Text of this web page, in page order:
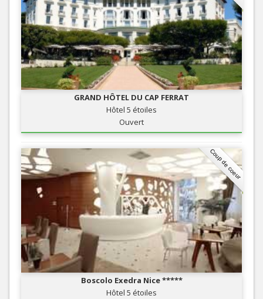
GRAND HÔTEL DU CAP FERRAT
Hôtel 5 étoiles
Ouvert
Coup de coeur
Boscolo Exedra Nice *****
Hôtel 5 étoiles